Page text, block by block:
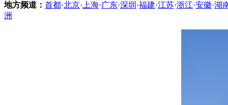
地方频道： 首都·北京· 上海·广东·深圳 ·福建·江苏·浙江·安徽·湖
洲